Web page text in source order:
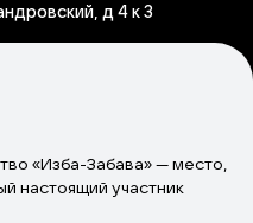
д 4 к 3
«Изба-Забава» — место,
настоящий участник